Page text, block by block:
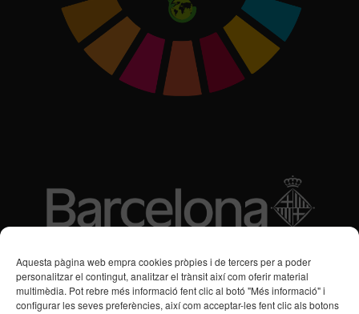
Aquesta pàgina web empra cookies pròpies i de tercers per a poder
personalitzar el contingut, analitzar el trànsit així com oferir material
multimèdia. Pot rebre més informació fent clic al botó "Més informació" i
configurar les seves preferències, així com acceptar-les fent clic als botons
Subvencions des de 2016
Programa de Vacances/Suport Respir Familiar